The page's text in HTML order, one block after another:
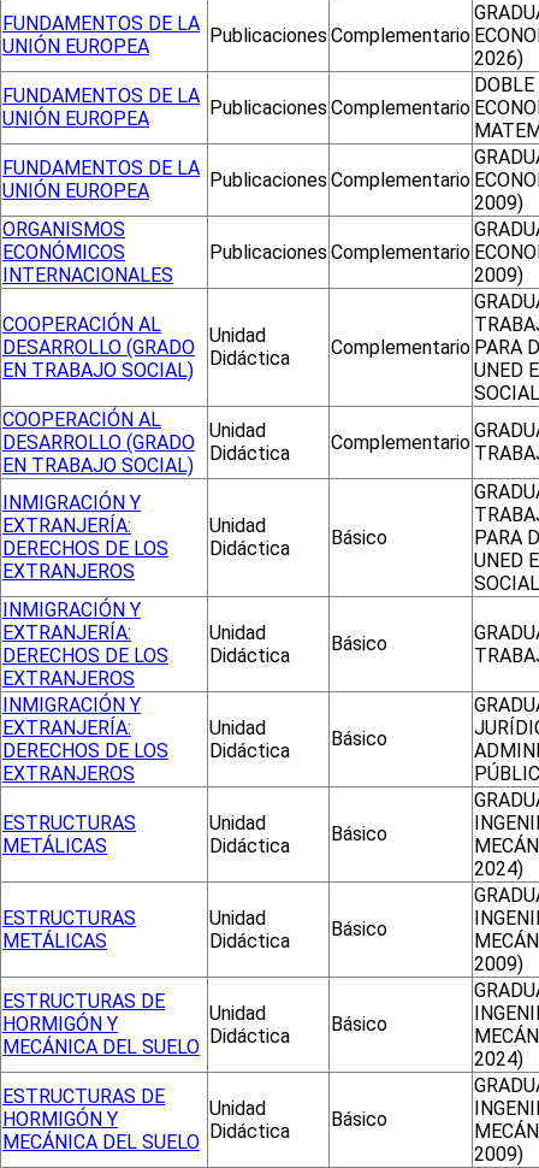
FUNDAMENTOS DE LA
UNIÓN EUROPEA
Publicaciones Complementario
2026)
FUNDAMENTOS DE LA
UNIÓN EUROPEA
Publicaciones Complementario
DOBLE
FUNDAMENTOS DE LA
UNIÓN EUROPEA
Publicaciones Complementario
2009)
ORGANISMOS
ECONÓMICOS
INTERNACIONALES
Publicaciones Complementario
2009)
COOPERACIÓN AL
DESARROLLO (GRADO
EN TRABAJO SOCIAL)
Unidad
Didáctica
Complementario PARA
UNED
SOCIAL
COOPERACIÓN AL
DESARROLLO (GRADO
EN TRABAJO SOCIAL)
Unidad
Didáctica
Complementario
INMIGRACIÓN Y
EXTRANJERÍA:
DERECHOS DE LOS
EXTRANJEROS
Unidad
Didáctica
Básico
PARA
UNED
SOCIAL
INMIGRACIÓN Y
EXTRANJERÍA:
DERECHOS DE LOS
EXTRANJEROS
Unidad
Didáctica
Básico
INMIGRACIÓN Y
EXTRANJERÍA:
DERECHOS DE LOS
EXTRANJEROS
Unidad
Didáctica
Básico
ESTRUCTURAS
METÁLICAS
Unidad
Didáctica
Básico
2024)
ESTRUCTURAS
METÁLICAS
Unidad
Didáctica
Básico
2009)
ESTRUCTURAS DE
HORMIGÓN Y
MECÁNICA DEL SUELO
Unidad
Didáctica
Básico
2024)
ESTRUCTURAS DE
HORMIGÓN Y
MECÁNICA DEL SUELO
Unidad
Didáctica
Básico
2009)